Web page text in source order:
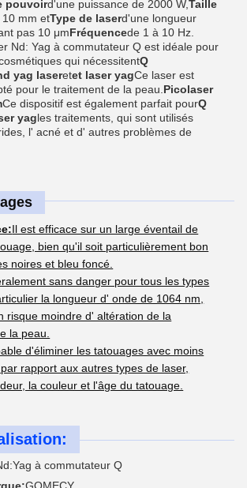
pouvoird'une puissance de 2000 W,Taille
mm etType de laserd'une longueur
pas 10 μmFréquencede 1 à 10 Hz.
Nd: Yag à commutateur Q est idéale pour
qui nécessitentQ
yag laseretet laser yagCe laser est
pour le traitement de la peau. Picolaser
Ce dispositif est également parfait pourQ
yagles traitements, qui sont utilisés
l' acné et d' autres problèmes de
Il est efficace sur un large éventail de
bien qu'il soit particulièrement bon
noires et bleu foncé.
sans danger pour tous les types
la longueur d' onde de 1064 nm,
risque moindre d' altération de la
la peau.
d'éliminer les tatouages avec moins
rapport aux autres types de laser,
la couleur et l'âge du tatouage.
à commutateur Q
GOMECY